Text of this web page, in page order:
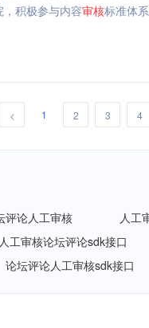
积极参与内容审核标准体
< 1 2 3 4
评论人工审核
人工
人工审核论坛评论sdk接口
论坛评论人工审核sdk接口